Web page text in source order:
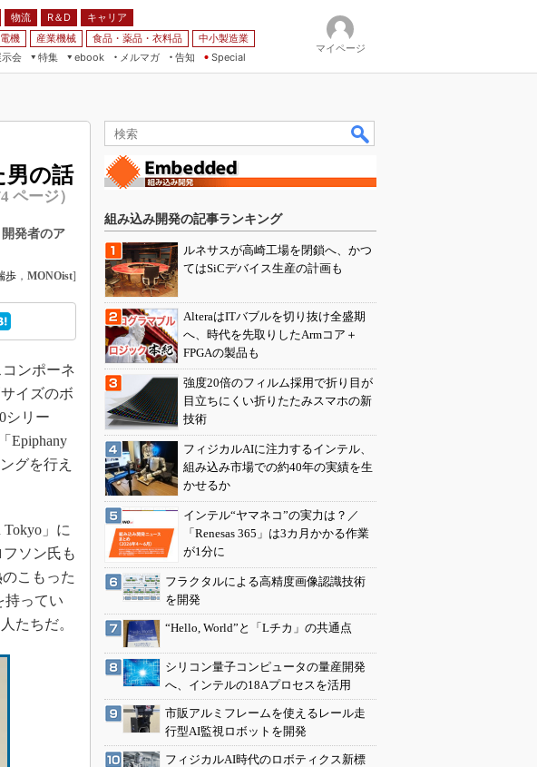
物流 R＆D
キャリア
電機 産業機械 食品・薬品・衣料品
中小製造業
示会
特集
ebook
メルマガ
告知 Special
マイページ
男の話
4 ページ）
発者のア
歩 ， MONOist]
ンポーネ
イズのボ
シリー
Epiphany
グを行え
」に
フソン氏も
こもった
持ってい
たちだ。
組み込み開発の記事ランキング
ルネサスが高崎工場を閉鎖へ、かつ
てはSiCデバイス生産の計画も
AlteraはITバブルを切り抜け全盛期
へ、時代を先取りしたArmコア＋
FPGAの製品も
強度20倍のフィルム採用で折り目が
目立ちにくい折りたたみスマホの新
技術
フィジカルAIに注力するインテル、
組み込み市場での約40年の実績を生
かせるか
インテル“ヤマネコ”の実力は？／
「Renesas 365」は3カ月かかる作業
が1分に
フラクタルによる高精度画像認識技術
を開発
“Hello, World”と「Lチカ」の共通点
シリコン量子コンピュータの量産開発
へ、インテルの18Aプロセスを活用
市販アルミフレームを使えるレール走
行型AI監視ロボットを開発
フィジカルAI時代のロボティクス新標